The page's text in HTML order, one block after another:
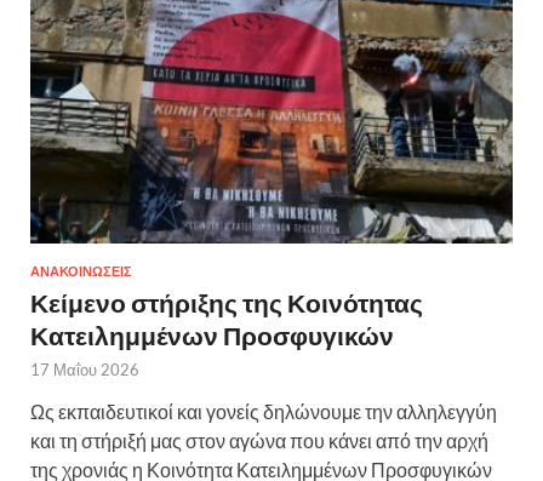
ΑΝΑΚΟΙΝΩΣΕΙΣ
Κείμενο στήριξης της Κοινότητας
Κατειλημμένων Προσφυγικών
17 Μαΐου 2026
Ως εκπαιδευτικοί και γονείς δηλώνουμε την αλληλεγγύη
και τη στήριξή μας στον αγώνα που κάνει από την αρχή
της χρονιάς η Κοινότητα Κατειλημμένων Προσφυγικών